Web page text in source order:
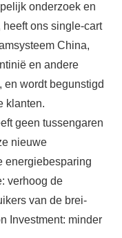
onderzoek en
ons single-cart
China,
en andere
wordt begunstigd
klanten.
geen tussengaren
nieuwe
energiebesparing
verhoog de
van de brei-
Investment: minder